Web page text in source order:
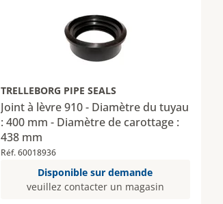
TRELLEBORG PIPE SEALS
Joint à lèvre 910 - Diamètre du tuyau
: 400 mm - Diamètre de carottage :
438 mm
Réf. 60018936
Disponible sur demande
veuillez contacter un magasin